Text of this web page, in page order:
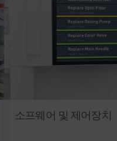
소프웨어 및 제어장치